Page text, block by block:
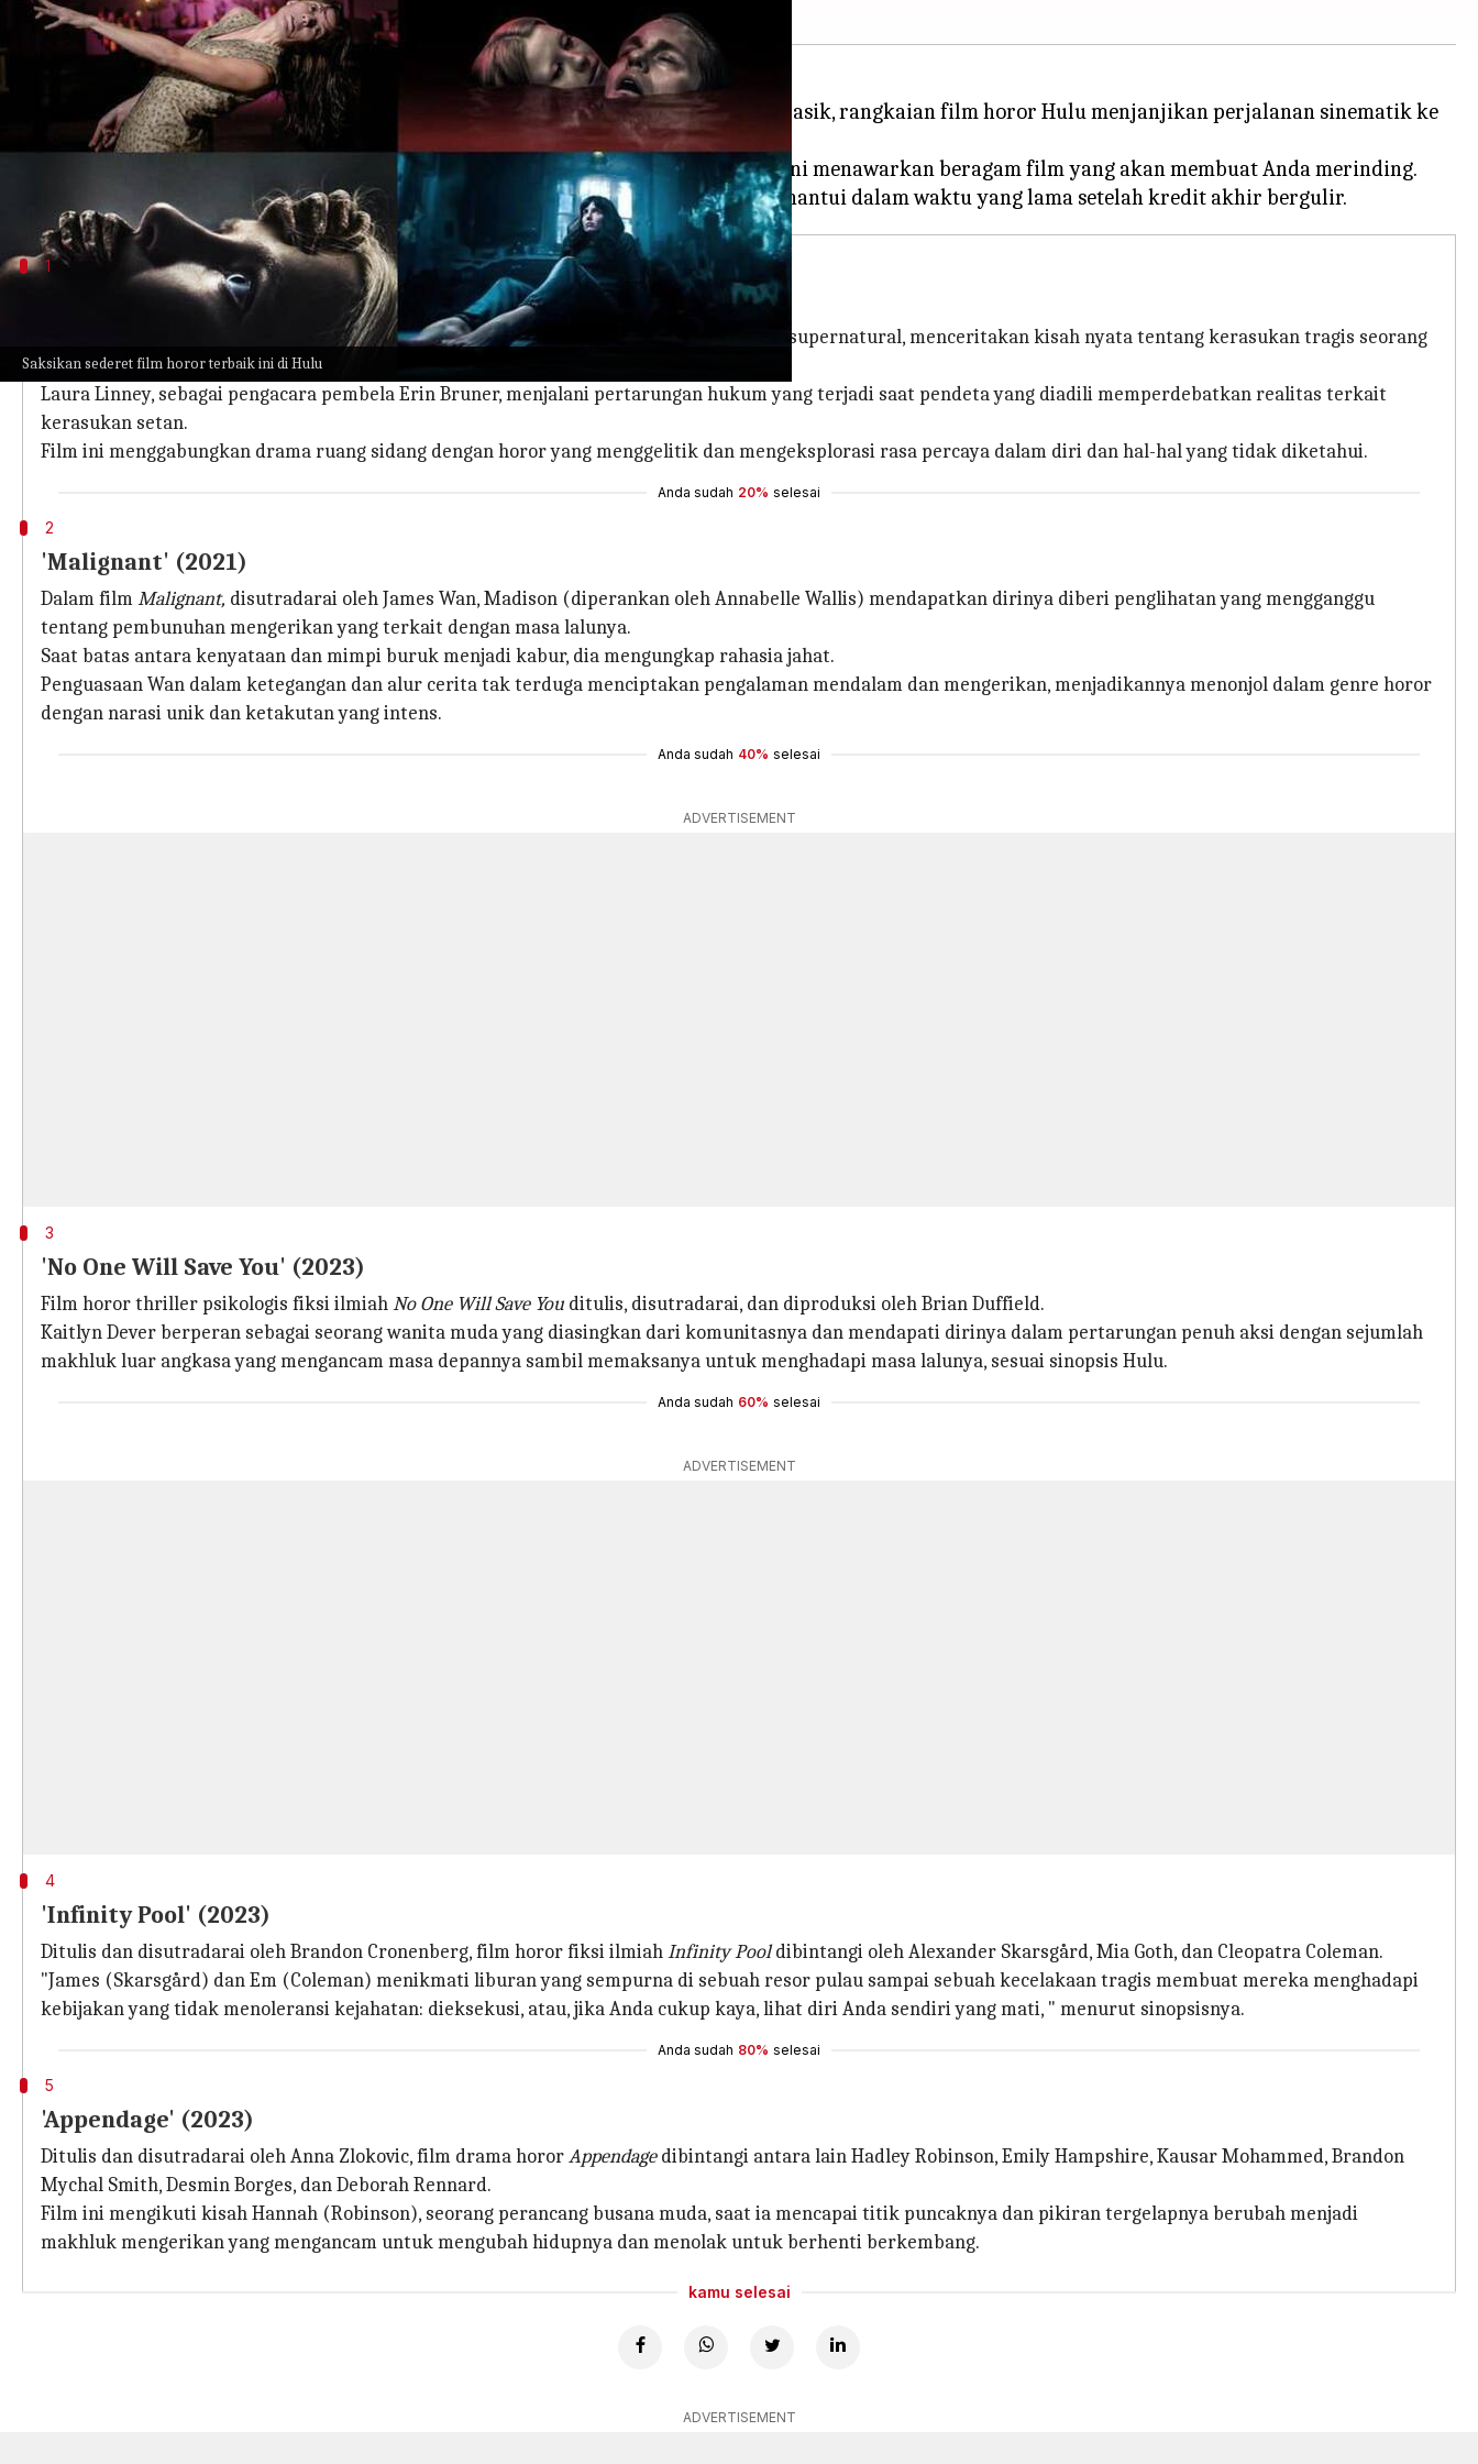
Saksikan sederet film horor terbaik ini di Hulu
menulis Handoko Nov 20, 2023 12:35 pm
Bagi Anda penggemar horor supernatural, perubahan psikologis, atau ketakutan klasik, rangkaian film horor Hulu menjanjikan perjalanan sinematik ke
sudut ketakutan yang paling gelap.
Dari sensasi yang mendebarkan hingga ketegangan yang menusuk tulang, koleksi ini menawarkan beragam film yang akan membuat Anda merinding.
1
'The Exorcism of Emily Rose' (2005)
yang disutradarai oleh Scott Derrickson menyelidiki hal-hal supernatural, menceritakan kisah nyata tentang kerasukan tragis seorang
wanita muda dan pengusiran setan yang terjadi setelahnya.
Laura Linney, sebagai pengacara pembela Erin Bruner, menjalani pertarungan hukum yang terjadi saat pendeta yang diadili memperdebatkan realitas terkait
kerasukan setan.
Film ini menggabungkan drama ruang sidang dengan horor yang menggelitik dan mengeksplorasi rasa percaya dalam diri dan hal-hal yang tidak diketahui.
Anda sudah 20% selesai
2
'Malignant' (2021)
Dalam filmMalignant, disutradarai oleh James Wan, Madison (diperankan oleh Annabelle Wallis) mendapatkan dirinya diberi penglihatan yang mengganggu
tentang pembunuhan mengerikan yang terkait dengan masa lalunya.
Saat batas antara kenyataan dan mimpi buruk menjadi kabur, dia mengungkap rahasia jahat.
Penguasaan Wan dalam ketegangan dan alur cerita tak terduga menciptakan pengalaman mendalam dan mengerikan, menjadikannya menonjol dalam genre horor
dengan narasi unik dan ketakutan yang intens.
Anda sudah 40% selesai
ADVERTISEMENT
3
'No One Will Save You' (2023)
Film horor thriller psikologis fiksi ilmiahNo One Will Save You ditulis, disutradarai, dan diproduksi oleh Brian Duffield.
Kaitlyn Dever berperan sebagai seorang wanita muda yang diasingkan dari komunitasnya dan mendapati dirinya dalam pertarungan penuh aksi dengan sejumlah
makhluk luar angkasa yang mengancam masa depannya sambil memaksanya untuk menghadapi masa lalunya, sesuai sinopsis Hulu.
Anda sudah 60% selesai
ADVERTISEMENT
4
'Infinity Pool' (2023)
Ditulis dan disutradarai oleh Brandon Cronenberg, film horor fiksi ilmiahInfinity Pooldibintangi oleh Alexander Skarsgård, Mia Goth, dan Cleopatra Coleman.
"James (Skarsgård) dan Em (Coleman) menikmati liburan yang sempurna di sebuah resor pulau sampai sebuah kecelakaan tragis membuat mereka menghadapi
kebijakan yang tidak menoleransi kejahatan: dieksekusi, atau, jika Anda cukup kaya, lihat diri Anda sendiri yang mati, " menurut sinopsisnya.
Anda sudah 80% selesai
5
'Appendage' (2023)
Ditulis dan disutradarai oleh Anna Zlokovic, film drama hororAppendagedibintangi antara lain Hadley Robinson, Emily Hampshire, Kausar Mohammed, Brandon
Mychal Smith, Desmin Borges, dan Deborah Rennard.
Film ini mengikuti kisah Hannah (Robinson), seorang perancang busana muda, saat ia mencapai titik puncaknya dan pikiran tergelapnya berubah menjadi
makhluk mengerikan yang mengancam untuk mengubah hidupnya dan menolak untuk berhenti berkembang.
kamu selesai
ADVERTISEMENT